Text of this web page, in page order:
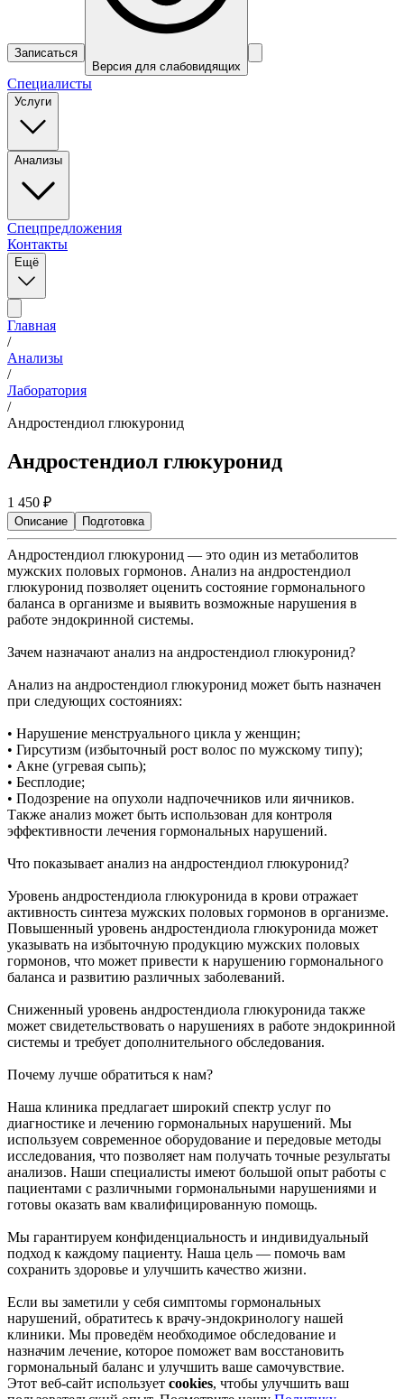
Записаться
Версия для слабовидящих
Специалисты
Услуги
Анализы
Спецпредложения
Контакты
Ещё
Главная
/
Анализы
/
Лаборатория
/
Андростендиол глюкуронид
Андростендиол глюкуронид
1 450 ₽
Описание Подготовка
Андростендиол глюкуронид — это один из метаболитов
мужских половых гормонов. Анализ на андростендиол
глюкуронид позволяет оценить состояние гормонального
баланса в организме и выявить возможные нарушения в
работе эндокринной системы.
Зачем назначают анализ на андростендиол глюкуронид?
Анализ на андростендиол глюкуронид может быть назначен
при следующих состояниях:
• Нарушение менструального цикла у женщин;
• Гирсутизм (избыточный рост волос по мужскому типу);
• Акне (угревая сыпь);
• Бесплодие;
• Подозрение на опухоли надпочечников или яичников.
Также анализ может быть использован для контроля
эффективности лечения гормональных нарушений.
Что показывает анализ на андростендиол глюкуронид?
Уровень андростендиола глюкуронида в крови отражает
активность синтеза мужских половых гормонов в организме.
Повышенный уровень андростендиола глюкуронида может
указывать на избыточную продукцию мужских половых
гормонов, что может привести к нарушению гормонального
баланса и развитию различных заболеваний.
Сниженный уровень андростендиола глюкуронида также
может свидетельствовать о нарушениях в работе эндокринной
системы и требует дополнительного обследования.
Почему лучше обратиться к нам?
Наша клиника предлагает широкий спектр услуг по
диагностике и лечению гормональных нарушений. Мы
используем современное оборудование и передовые методы
исследования, что позволяет нам получать точные результаты
анализов. Наши специалисты имеют большой опыт работы с
пациентами с различными гормональными нарушениями и
готовы оказать вам квалифицированную помощь.
Мы гарантируем конфиденциальность и индивидуальный
подход к каждому пациенту. Наша цель — помочь вам
сохранить здоровье и улучшить качество жизни.
Если вы заметили у себя симптомы гормональных
нарушений, обратитесь к врачу-эндокринологу нашей
клиники. Мы проведём необходимое обследование и
назначим лечение, которое поможет вам восстановить
гормональный баланс и улучшить ваше самочувствие.
Этот веб-сайт использует cookies, чтобы улучшить ваш